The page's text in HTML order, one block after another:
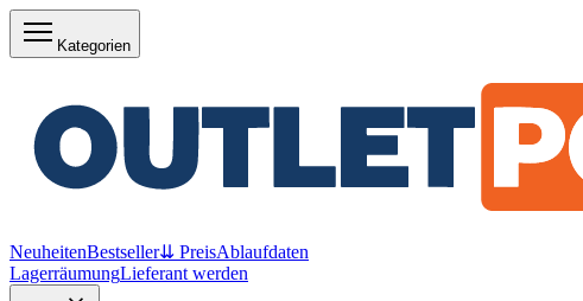
Kategorien
NeuheitenBestseller⇊ PreisAblaufdaten
LagerräumungLieferant werden